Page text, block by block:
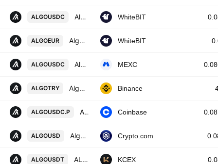
ALGOUSDC Algorand / USD Coin WhiteBIT
ALGOEUR Algorand / Euro WhiteBIT
ALGOUSDC Algorand / USDC MEXC
ALGOTRY Algorand / Turkish Lira Binance
ALGOUSDC.P ALGO / USDC PERPETUAL CONTRACT Coinbase
ALGOUSD Algorand / USD Crypto.com
ALGOUSDT ALGORAND / USDT KCEX